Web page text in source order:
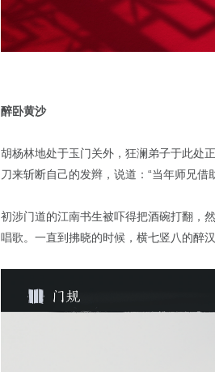
醉卧黄沙
胡杨林地处于玉门关外，狂澜弟子于此处
刀来斩断自己的发辫，说道：“当年师兄借
初涉门道的江南书生被吓得把酒碗打翻，
唱歌。一直到拂晓的时候，横七竖八的醉